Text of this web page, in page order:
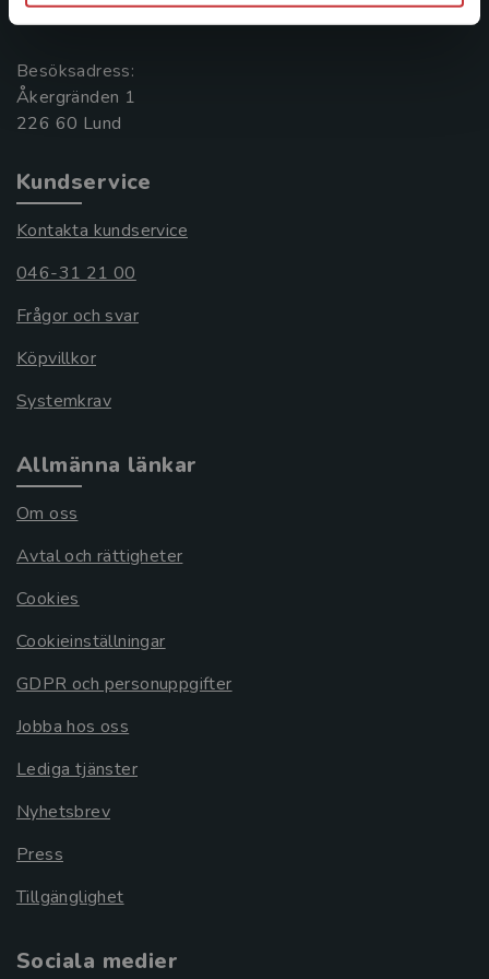
221 00 Lund
Besöksadress:
Åkergränden 1
Kundservice
Kontakta kundservice
046-31 21 00
Frågor och svar
Köpvillkor
Systemkrav
Allmänna länkar
Om oss
Avtal och rättigheter
Cookies
Cookieinställningar
GDPR och personuppgifter
Jobba hos oss
Lediga tjänster
Nyhetsbrev
Press
Tillgänglighet
Sociala medier